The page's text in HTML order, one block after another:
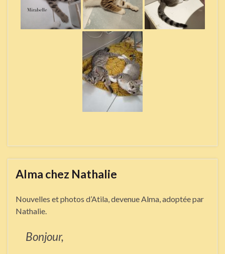
Alma chez Nathalie
Nouvelles et photos d’Atila, devenue Alma, adoptée par
Nathalie.
Bonjour,